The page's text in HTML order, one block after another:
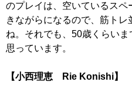
のプレイは、空いているスペ
きながらになるので、筋トレ
ね。それでも、50歳くらいま
思っています。
【小西理恵 Rie Konishi】